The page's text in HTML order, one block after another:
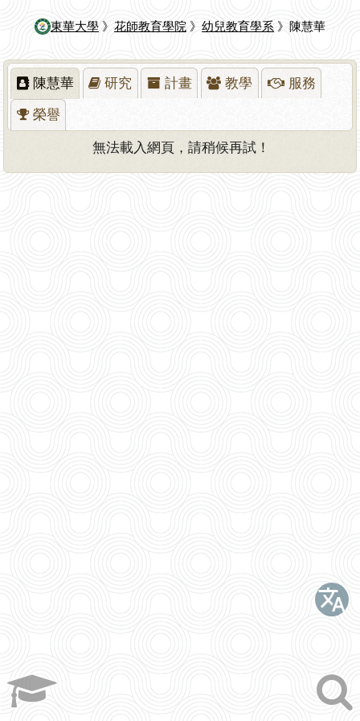
東華大學 》 花師教育學院 》 幼兒教育學系 》陳慧華
陳慧華 研究 計畫 教學 服務
榮譽
無法載入網頁，請稍候再試！